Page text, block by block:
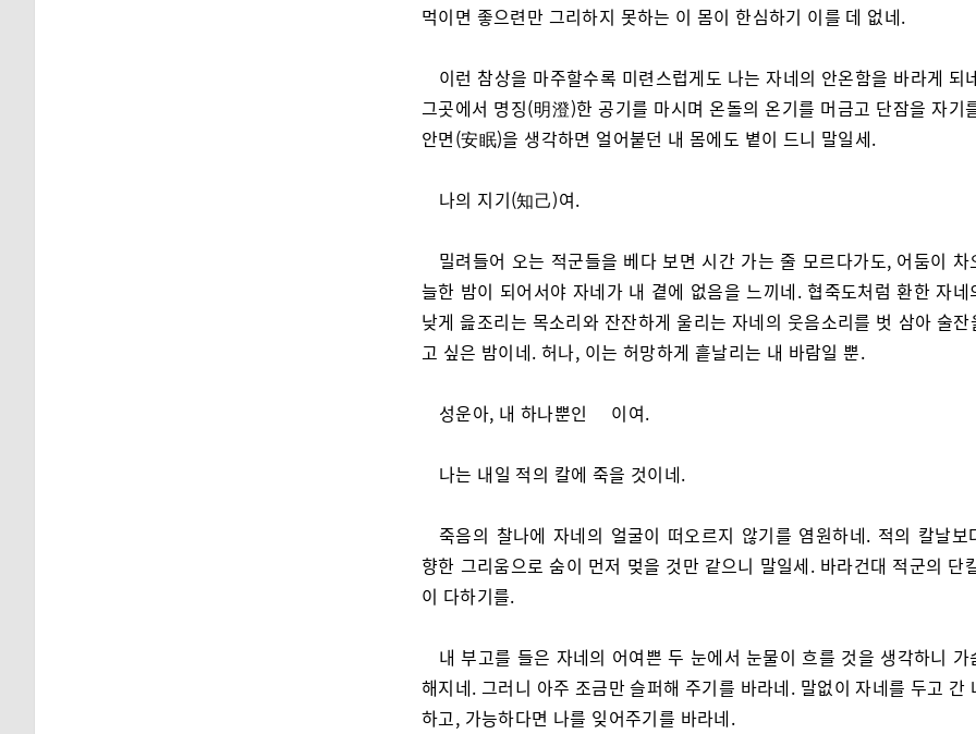
먹이면 좋으련만 그리하지 못하는 이 몸이 한심하기 이를 데 없네.
이런 참상을 마주할수록 미련스럽게도 나는 자네의 안온함을 바라게 되
그곳에서 명징(明澄)한 공기를 마시며 온돌의 온기를 머금고 단잠을 자기
안면(安眠)을 생각하면 얼어붙던 내 몸에도 볕이 드니 말일세.
나의 지기(知己)여.
밀려들어 오는 적군들을 베다 보면 시간 가는 줄 모르다가도, 어둠이 차
늘한 밤이 되어서야 자네가 내 곁에 없음을 느끼네. 협죽도처럼 환한 자네
낮게 읊조리는 목소리와 잔잔하게 울리는 자네의 웃음소리를 벗 삼아 술
고 싶은 밤이네. 허나, 이는 허망하게 흩날리는 내 바람일 뿐.
성운아, 내 하나뿐인 이여.
나는 내일 적의 칼에 죽을 것이네.
죽음의 찰나에 자네의 얼굴이 떠오르지 않기를 염원하네. 적의 칼날보
향한 그리움으로 숨이 먼저 멎을 것만 같으니 말일세. 바라건대 적군의 단
이 다하기를.
내 부고를 들은 자네의 어여쁜 두 눈에서 눈물이 흐를 것을 생각하니 가
해지네. 그러니 아주 조금만 슬퍼해 주기를 바라네. 말없이 자네를 두고 간
하고, 가능하다면 나를 잊어주기를 바라네.